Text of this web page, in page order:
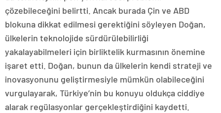
çözebileceğini belirtti. Ancak burada Çin ve ABD
blokuna dikkat edilmesi gerektiğini söyleyen Doğan,
ülkelerin teknolojide sürdürülebilirliği
yakalayabilmeleri için birliktelik kurmasının önemine
işaret etti. Doğan, bunun da ülkelerin kendi strateji ve
inovasyonunu geliştirmesiyle mümkün olabileceğini
vurgulayarak, Türkiye’nin bu konuyu oldukça ciddiye
alarak regülasyonlar gerçekleştirdiğini kaydetti.